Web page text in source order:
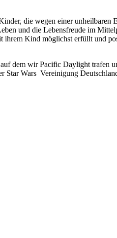
die wegen einer unheilbaren
und die Lebensfreude im
ihrem Kind möglichst erfüllt und
dem wir Pacific Daylight trafen
Star Wars Vereinigung